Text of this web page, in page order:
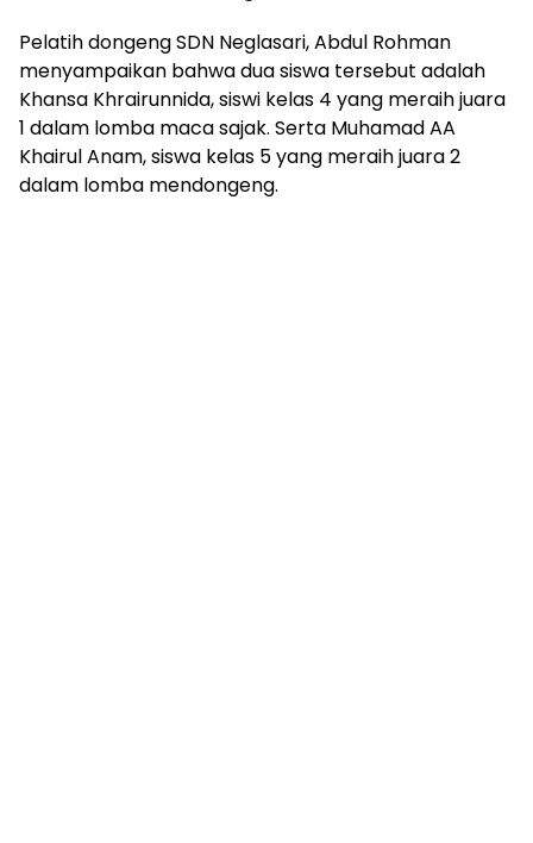
Pelatih dongeng SDN Neglasari, Abdul Rohman
menyampaikan bahwa dua siswa tersebut adalah
Khansa Khrairunnida, siswi kelas 4 yang meraih juara
1 dalam lomba maca sajak. Serta Muhamad AA
Khairul Anam, siswa kelas 5 yang meraih juara 2
dalam lomba mendongeng.